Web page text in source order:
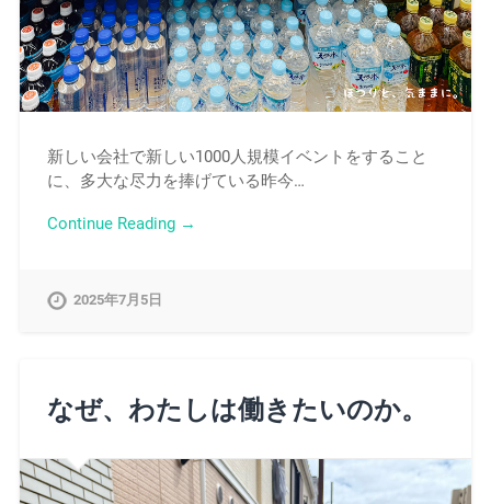
新しい会社で新しい1000人規模イベントをすること
に、多大な尽力を捧げている昨今…
Continue Reading →
2025年7月5日
なぜ、わたしは働きたいのか。